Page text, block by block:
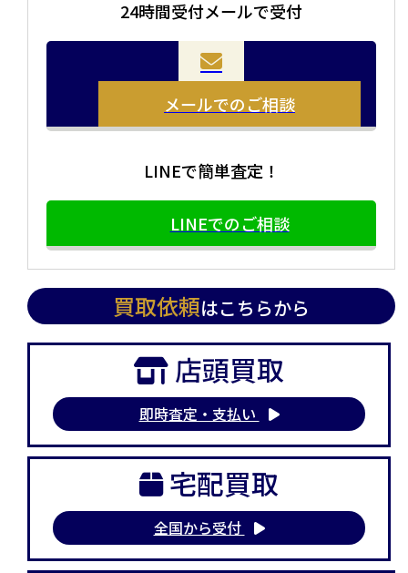
24時間受付メールで受付
メールでのご相談
LINEで簡単査定！
LINEでのご相談
買取依頼はこちらから
店頭買取
即時査定・支払い
宅配買取
全国から受付